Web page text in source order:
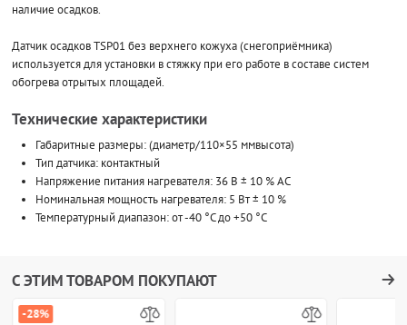
наличие осадков.
Датчик осадков TSP01 без верхнего кожуха (снегоприёмника)
используется для установки в стяжку при его работе в составе систем
обогрева отрытых площадей.
Технические характеристики
Габаритные размеры: (диаметр/110×55 ммвысота)
Тип датчика: контактный
Напряжение питания нагревателя: 36 В ± 10 % АС
Номинальная мощность нагревателя: 5 Вт ± 10 %
Температурный диапазон: от -40 °С до +50 °С
С ЭТИМ ТОВАРОМ ПОКУПАЮТ
-28%